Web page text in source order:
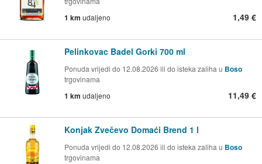
1 km udaljeno 1,49 €
Pelinkovac Badel Gorki 700 ml
Ponuda vrijedi do 12.08.2026 ili do isteka zaliha u Boso
trgovinama
1 km udaljeno 11,49 €
Konjak Zvečevo Domaći Brend 1 l
Ponuda vrijedi do 12.08.2026 ili do isteka zaliha u Boso
trgovinama